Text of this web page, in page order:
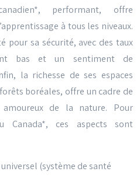
performant, offre
à tous les niveaux.
pour sa sécurité, avec des taux
bas et un sentiment de
la richesse de ses espaces
boréales, offre un cadre de
de la nature. Pour
Canada*, ces aspects sont
(système de santé